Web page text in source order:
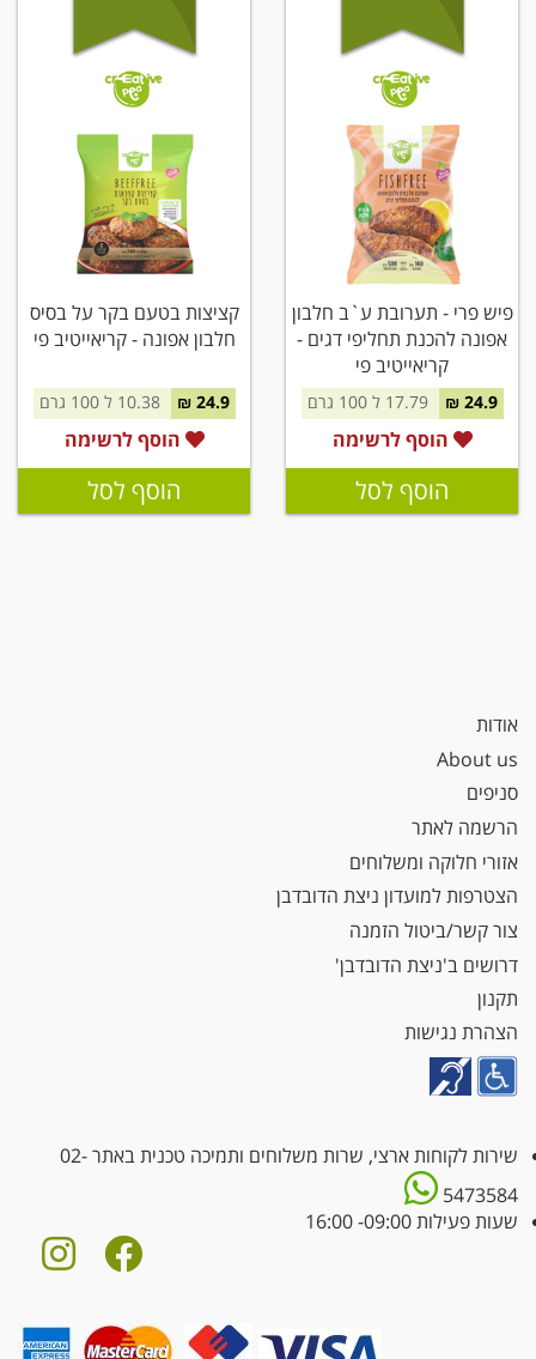
פיש פרי - תערובת ע`ב חלבון
אפונה להכנת תחליפי דגים -
קריאייטיב פי
24.9 ₪ 17.79 ל 100 גרם
הוסף לרשימה
הוסף לסל
קציצות בטעם בקר על בסיס
חלבון אפונה - קריאייטיב פי
24.9 ₪ 10.38 ל 100 גרם
הוסף לרשימה
הוסף לסל
אודות
About us
סניפים
הרשמה לאתר
אזורי חלוקה ומשלוחים
הצטרפות למועדון ניצת הדובדבן
צור קשר/ביטול הזמנה
דרושים ב'ניצת הדובדבן'
תקנון
הצהרת נגישות
שירות לקוחות ארצי, שרות משלוחים ותמיכה טכנית באתר02-
5473584
שעות פעילות 09:00- 16:00